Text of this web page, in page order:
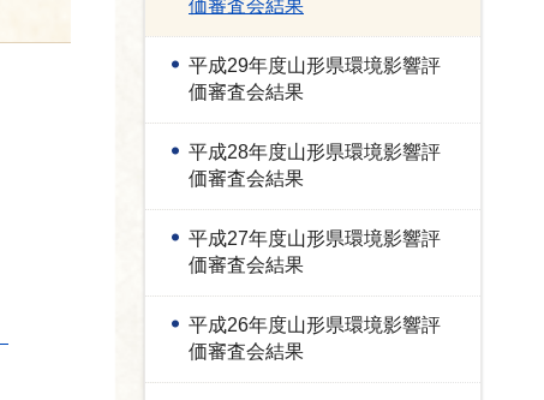
価審査会結果
平成29年度山形県環境影響評
価審査会結果
平成28年度山形県環境影響評
価審査会結果
平成27年度山形県環境影響評
価審査会結果
平成26年度山形県環境影響評
価審査会結果